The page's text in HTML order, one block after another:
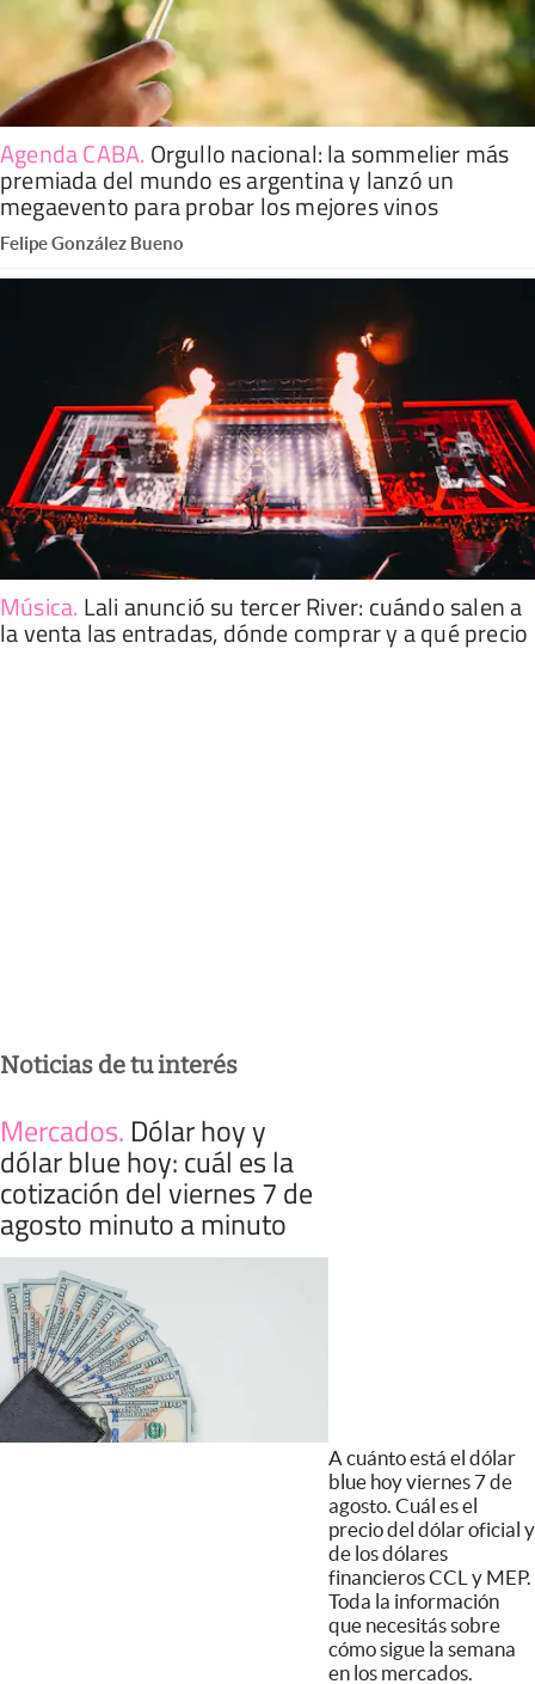
Agenda CABA. Orgullo nacional: la sommelier más
premiada del mundo es argentina y lanzó un
megaevento para probar los mejores vinos
Felipe González Bueno
Música. Lali anunció su tercer River: cuándo salen a
la venta las entradas, dónde comprar y a qué precio
Noticias de tu interés
Mercados. Dólar hoy y
dólar blue hoy: cuál es la
cotización del viernes 7 de
agosto minuto a minuto
A cuánto está el dólar
blue hoy viernes 7 de
agosto. Cuál es el
precio del dólar oficial y
de los dólares
financieros CCL y MEP.
Toda la información
que necesitás sobre
cómo sigue la semana
en los mercados.